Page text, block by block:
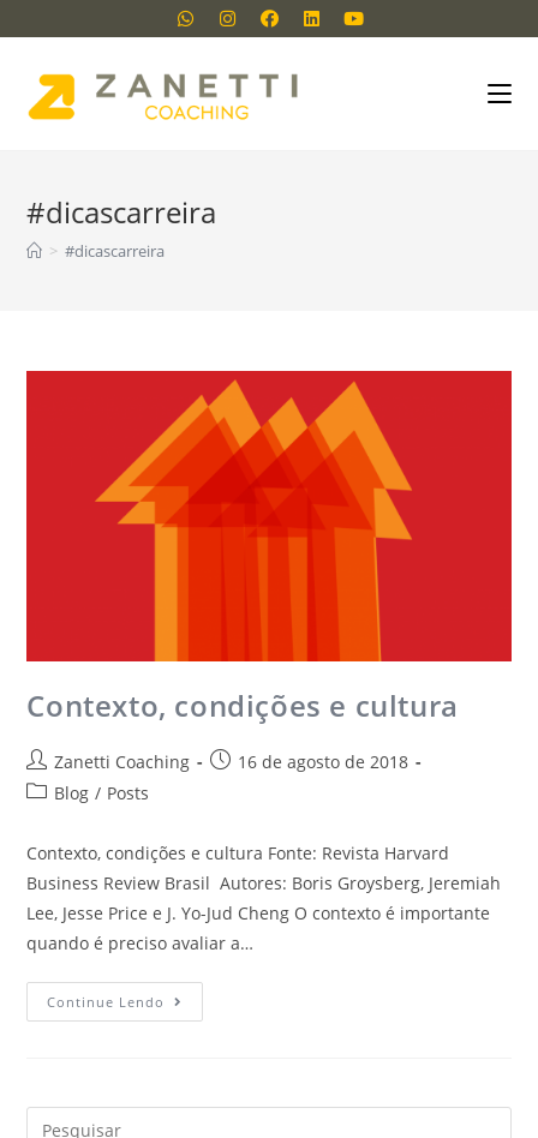
#dicascarreira
> #dicascarreira
Contexto, condições e cultura
Zanetti Coaching
16 de agosto de 2018
Blog / Posts
Contexto, condições e cultura Fonte: Revista Harvard
Business Review Brasil Autores: Boris Groysberg, Jeremiah
Lee, Jesse Price e J. Yo-Jud Cheng O contexto é importante
quando é preciso avaliar a…
Continue Lendo